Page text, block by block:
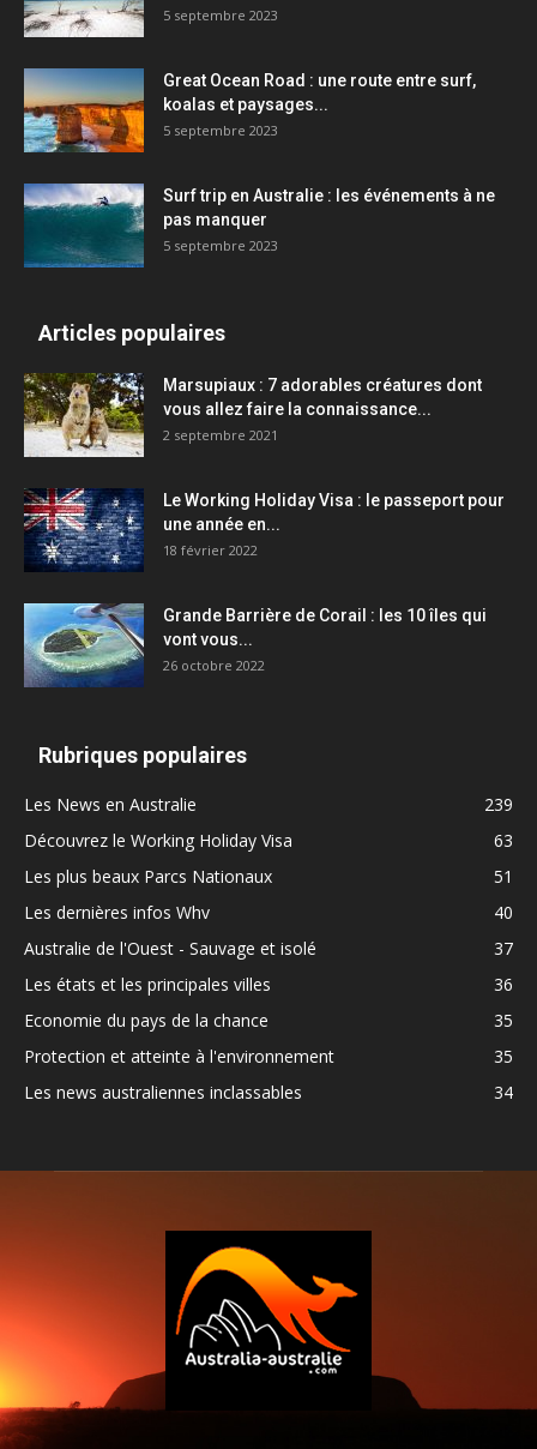
5 septembre 2023
Great Ocean Road : une route entre surf,
koalas et paysages...
5 septembre 2023
Surf trip en Australie : les événements à ne
pas manquer
5 septembre 2023
Articles populaires
Marsupiaux : 7 adorables créatures dont
vous allez faire la connaissance...
2 septembre 2021
Le Working Holiday Visa : le passeport pour
une année en...
18 février 2022
Grande Barrière de Corail : les 10 îles qui
vont vous...
26 octobre 2022
Rubriques populaires
Les News en Australie
239
Découvrez le Working Holiday Visa
63
Les plus beaux Parcs Nationaux
51
Les dernières infos Whv
40
Australie de l'Ouest - Sauvage et isolé
37
Les états et les principales villes
36
Economie du pays de la chance
35
Protection et atteinte à l'environnement
35
Les news australiennes inclassables
34